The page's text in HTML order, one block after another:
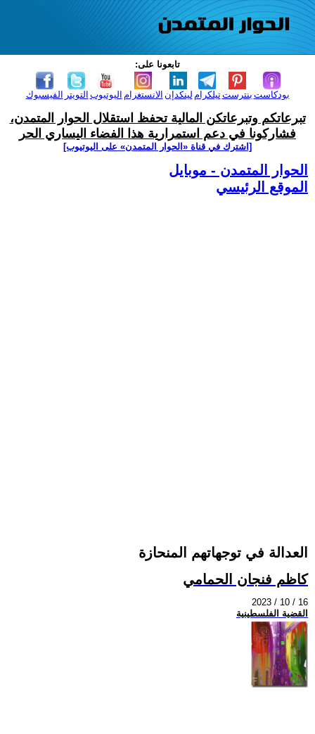
تابعونا على:
الفيسبوك التويتر اليوتيوب الانستغرام لينكدإن تيلكرامبنترست بودكاست
تبرعاتكم وتبرعاتكن المالية تحفظ استقلال الحوار المتمدن،
فشاركونا في دعم استمرارية هذا الفضاء اليساري الحر
[اشترك في قناة ‫«الحوار المتمدن» على اليوتيوب]
الحوار المتمدن - موبايل
الموقع الرئيسي
العدالة في توجهاتهم المنحازة
كاظم فنجان الحمامي
2023 / 10 / 16
القضية الفلسطينية